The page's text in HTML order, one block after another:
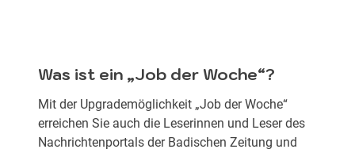
Was ist ein „Job der Woche“?
Mit der Upgrademöglichkeit „Job der Woche“
erreichen Sie auch die Leserinnen und Leser des
Nachrichtenportals der Badischen Zeitung und